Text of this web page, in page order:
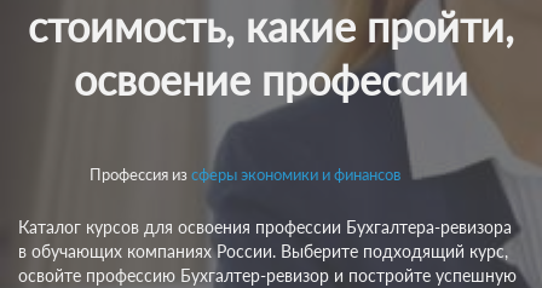
Люди
Ивенты
account_box
стоимость, какие пройти,
освоение профессии
Профессия из сферы экономики и финансов
Каталог курсов для освоения профессии Бухгалтера-ревизора
в обучающих компаниях России. Выберите подходящий курс,
освойте профессию Бухгалтер-ревизор и постройте успешную